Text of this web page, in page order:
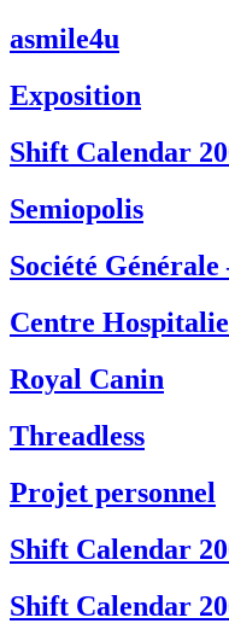
asmile4u
Exposition
Shift Calendar
Semiopolis
Société Générale
Centre
Royal Canin
Threadless
Projet personnel
Shift Calendar
Shift Calendar